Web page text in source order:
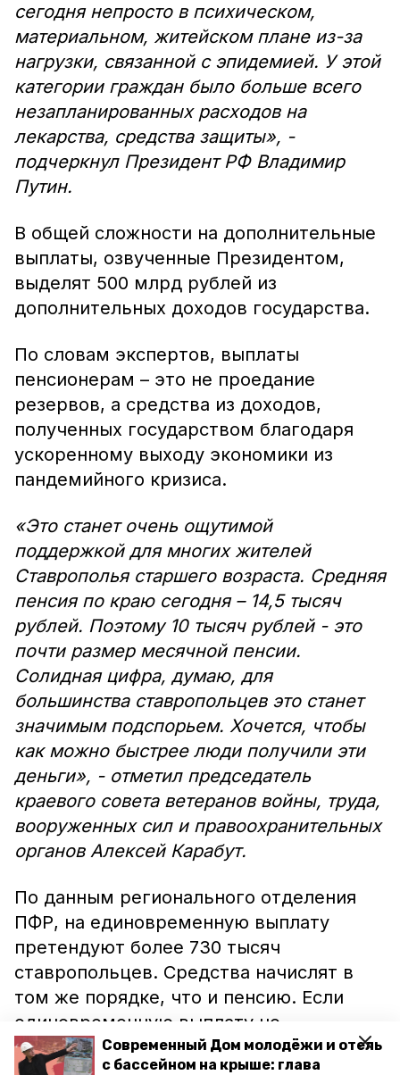
Современный Дом молодёжи и отель
с бассейном на крыше: глава
сегодня непросто в психическом,
материальном, житейском плане из-за
нагрузки, связанной с эпидемией. У этой
категории граждан было больше всего
незапланированных расходов на
лекарства, средства защиты», -
подчеркнул Президент РФ Владимир
Путин.
В общей сложности на дополнительные
выплаты, озвученные Президентом,
выделят 500 млрд рублей из
дополнительных доходов государства.
По словам экспертов, выплаты
пенсионерам – это не проедание
резервов, а средства из доходов,
полученных государством благодаря
ускоренному выходу экономики из
пандемийного кризиса.
«Это станет очень ощутимой
поддержкой для многих жителей
Ставрополья старшего возраста. Средняя
пенсия по краю сегодня – 14,5 тысяч
рублей. Поэтому 10 тысяч рублей - это
почти размер месячной пенсии.
Солидная цифра, думаю, для
большинства ставропольцев это станет
значимым подспорьем. Хочется, чтобы
как можно быстрее люди получили эти
деньги», - отметил председатель
краевого совета ветеранов войны, труда,
вооруженных сил и правоохранительных
органов Алексей Карабут.
По данным регионального отделения
ПФР, на единовременную выплату
претендуют более 730 тысяч
ставропольцев. Средства начислят в
том же порядке, что и пенсию. Если
единовременную выплату не
осуществят в сентябре, она может быть